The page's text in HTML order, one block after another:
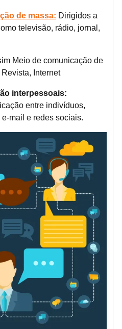
de massa: Dirigidos a
televisão, rádio, jornal,
Meio de comunicação de
Internet
interpessoais:
entre indivíduos,
mail e redes sociais.